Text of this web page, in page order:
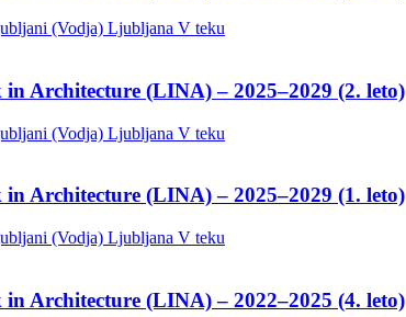
(Vodja) Ljubljana V teku
Architecture (LINA) – 2025–2029 (2. leto)
(Vodja) Ljubljana V teku
Architecture (LINA) – 2025–2029 (1. leto)
(Vodja) Ljubljana V teku
Architecture (LINA) – 2022–2025 (4. leto)